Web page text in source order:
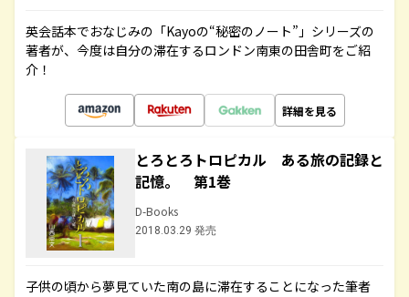
英会話本でおなじみの「Kayoの“秘密のノート”」シリーズの
著者が、今度は自分の滞在するロンドン南東の田舎町をご紹
介！
詳細を見る
とろとろトロピカル ある旅の記録と
記憶。 第1巻
D-Books
2018.03.29 発売
子供の頃から夢見ていた南の島に滞在することになった筆者